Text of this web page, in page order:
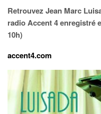
Retrouvez Jean Marc
radio Accent 4 enregistré
10h)
accent4.com